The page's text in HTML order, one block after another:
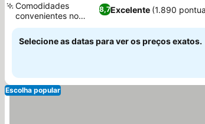
8,7Excelente (1.890
Comodidades
convenientes no
bairro
Selecione as datas para ver os preços exatos.
Escolha popular